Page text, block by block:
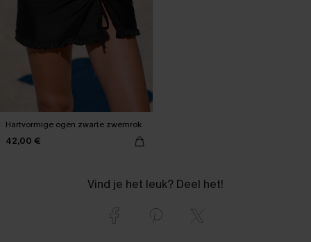
Hartvormige ogen zwarte zwemrok
42,00 €
Vind je het leuk? Deel het!